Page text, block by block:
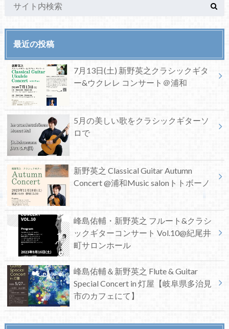
最近の投稿
7月13日(土) 新野英之クラシックギタ
ー&ウクレレ コンサート＠浦和
5月の美しい歌をクラシックギターソ
ロで
新野英之 Classical Guitar Autumn
Concert @浦和Music salonトトボーノ
峰島佑輔・新野英之 フルート&クラシ
ックギターコンサート Vol.10@紀尾井
町サロンホール
峰島佑輔＆新野英之 Flute & Guitar
Special Concert in 灯屋【岐阜県多治見
市のカフェにて】